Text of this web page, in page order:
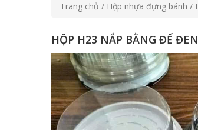
Trang chủ / Hộp nhựa đựng bánh /
HỘP H23 NẮP BẰNG ĐẾ